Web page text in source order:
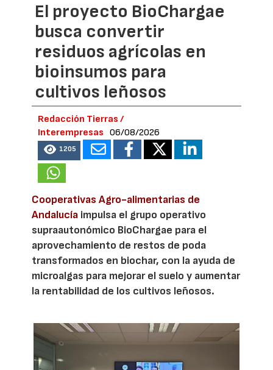
El proyecto BioChargae
busca convertir
residuos agrícolas en
bioinsumos para
cultivos leñosos
Redacción Tierras /
Interempresas
06/08/2026
1205
Cooperativas Agro-alimentarias de
Andalucía impulsa el grupo operativo
supraautonómico BioChargae para el
aprovechamiento de restos de poda
transformados en biochar, con la ayuda de
microalgas para mejorar el suelo y aumentar
la rentabilidad de los cultivos leñosos.